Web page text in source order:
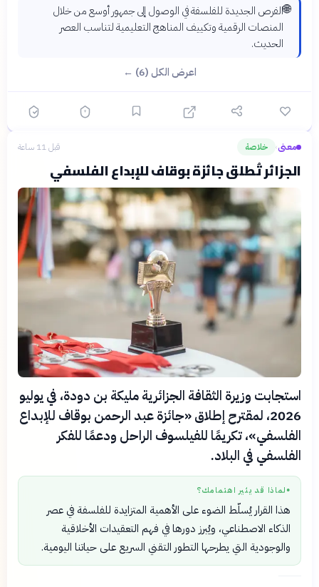
🌐الفرص الجديدة للفلسفة في الوصول إلى جمهور أوسع من خلال
المنصات الرقمية وتكييف المناهج التعليمية لتناسب العصر
الحديث.
اعرض الكل (6) ←
معنى› خلاصة قبل 11 ساعة
الجزائر تُطلق جائزة بوقاف للإبداع الفلسفي
استجابت وزيرة الثقافة الجزائرية مليكة بن دودة، في يوليو
2026، لمقترح إطلاق «جائزة عبد الرحمن بوقاف للإبداع
الفلسفي»، تكريمًا للفيلسوف الراحل ودعمًا للفكر
الفلسفي في البلاد.
● لماذا قد يثير اهتمامك؟
هذا القرار يُسلّط الضوء على الأهمية المتزايدة للفلسفة في عصر
الذكاء الاصطناعي، ويُبرز دورها في فهم التعقيدات الأخلاقية
والوجودية التي يطرحها التطور التقني السريع على حياتنا اليومية.